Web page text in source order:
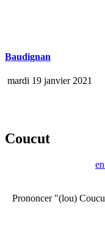
Baudignan
mardi 19 janvier 2021
Coucut
Prononcer "(lou)